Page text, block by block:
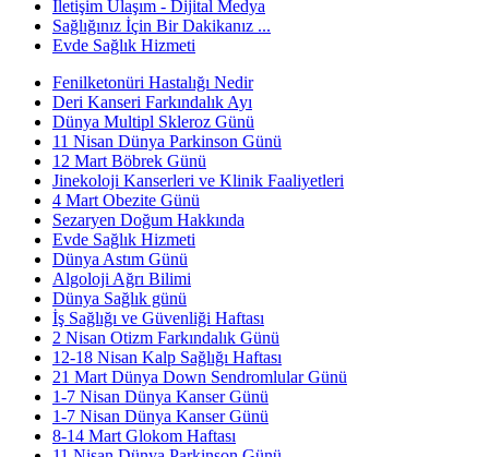
İletişim Ulaşım - Dijital Medya
Sağlığınız İçin Bir Dakikanız ...
Evde Sağlık Hizmeti
Fenilketonüri Hastalığı Nedir
Deri Kanseri Farkındalık Ayı
Dünya Multipl Skleroz Günü
11 Nisan Dünya Parkinson Günü
12 Mart Böbrek Günü
Jinekoloji Kanserleri ve Klinik Faaliyetleri
4 Mart Obezite Günü
Sezaryen Doğum Hakkında
Evde Sağlık Hizmeti
Dünya Astım Günü
Algoloji Ağrı Bilimi
Dünya Sağlık günü
İş Sağlığı ve Güvenliği Haftası
2 Nisan Otizm Farkındalık Günü
12-18 Nisan Kalp Sağlığı Haftası
21 Mart Dünya Down Sendromlular Günü
1-7 Nisan Dünya Kanser Günü
1-7 Nisan Dünya Kanser Günü
8-14 Mart Glokom Haftası